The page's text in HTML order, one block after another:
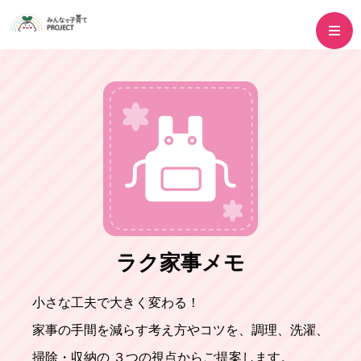
ラク家事メモ
小さな工夫で大きく変わる！
家事の手間を減らす考え方やコツを、調理、洗濯、
掃除・収納の ３つの視点からご提案します。